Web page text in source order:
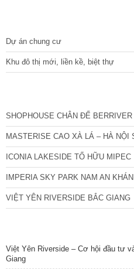
Dự án chung cư
Khu đô thị mới, liền kề, biệt thự
SHOPHOUSE CHÂN ĐẾ BERRIVER
MASTERISE CAO XÀ LÁ – HÀ NỘI
ICONIA LAKESIDE TỐ HỮU MIPEC
IMPERIA SKY PARK NAM AN
VIỆT YÊN RIVERSIDE BẮC GIANG
Việt Yên Riverside – Cơ hội đầu tư
Giang